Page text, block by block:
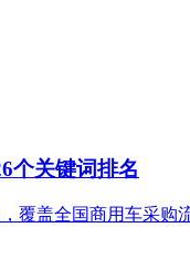
个关键词排名
盖全国商用车采购